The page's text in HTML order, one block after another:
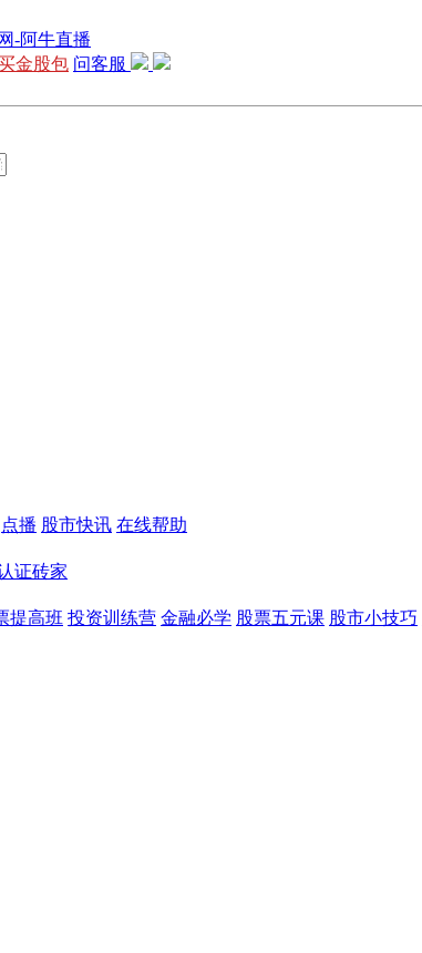
金股包 问客服
点播 股市快讯 在线帮助
证砖家
提高班 投资训练营 金融必学 股票五元课 股市小技巧